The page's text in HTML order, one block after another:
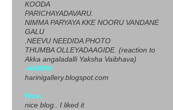
KOODA
PARICHAYADAVARU.
NIMMA PARYAYA KKE NOORU VANDANE
GALU
.NEEVU NEEDIDA PHOTO
THUMBA OLLEYADAAGIDE. (reaction to
Akka angaladalli Yaksha Vaibhava)
-HARINI
harinigallery.blogspot.com
Nice..
nice blog.. I liked it